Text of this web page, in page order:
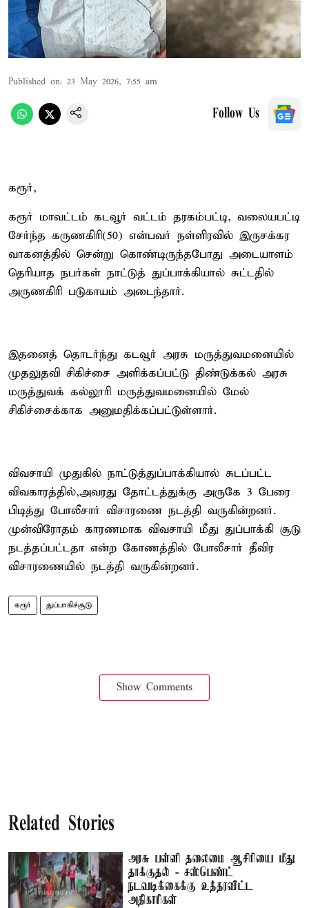
Published on: 23 May 2026, 7:55 am
Follow Us
கரூர்,
கரூர் மாவட்டம் கடவூர் வட்டம் தரகம்பட்டி, வலையபட்டி
சேர்ந்த கருணகிரி(50) என்பவர் நள்ளிரவில் இருசக்கர
வாகனத்தில் சென்று கொண்டிருந்தபோது அடையாளம்
தெரியாத நபர்கள் நாட்டுத் துப்பாக்கியால் சுட்டதில்
அருணகிரி படுகாயம் அடைந்தார்.
இதனைத் தொடர்ந்து கடவூர் அரசு மருத்துவமனையில்
முதலுதவி சிகிச்சை அளிக்கப்பட்டு திண்டுக்கல் அரசு
மருத்துவக் கல்லூரி மருத்துவமனையில் மேல்
சிகிச்சைக்காக அனுமதிக்கப்பட்டுள்ளார்.
விவசாயி முதுகில் நாட்டுத்துப்பாக்கியால் சுடப்பட்ட
விவகாரத்தில்,அவரது தோட்டத்துக்கு அருகே 3 பேரை
பிடித்து போலீசார் விசாரணை நடத்தி வருகின்றனர்.
முன்விரோதம் காரணமாக விவசாயி மீது துப்பாக்கி சூடு
நடத்தப்பட்டதா என்ற கோணத்தில் போலீசார் தீவிர
விசாரணையில் நடத்தி வருகின்றனர்.
கரூர் துப்பாகிச்சூடு
Show Comments
Related Stories
அரசு பள்ளி தலைமை ஆசிரியை மீது
தாக்குதல் - சஸ்பெண்ட்
நடவடிக்கைக்கு உத்தரவிட்ட
அதிகாரிகள்